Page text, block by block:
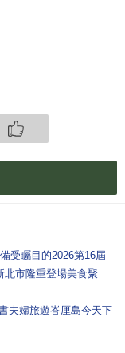
受矚目的2026第16屆
北市隆重登場美食聚
夫婦旅遊峇厘島今天下